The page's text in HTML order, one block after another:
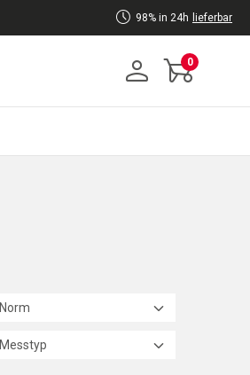
98% in 24h lieferbar
0
Norm
Messtyp